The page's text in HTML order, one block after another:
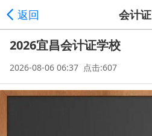
返回 会计证
2026宜昌会计证学校
2026-08-06 06:37 点击:607